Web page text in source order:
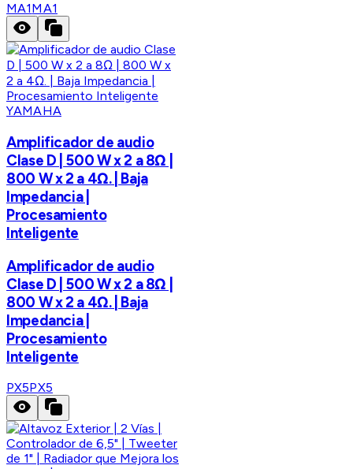
MA1MA1
YAMAHA
Amplificador de audio
Clase D | 500 W x 2 a 8Ω |
800 W x 2 a 4Ω. | Baja
Impedancia |
Procesamiento
Inteligente
Amplificador de audio
Clase D | 500 W x 2 a 8Ω |
800 W x 2 a 4Ω. | Baja
Impedancia |
Procesamiento
Inteligente
PX5PX5